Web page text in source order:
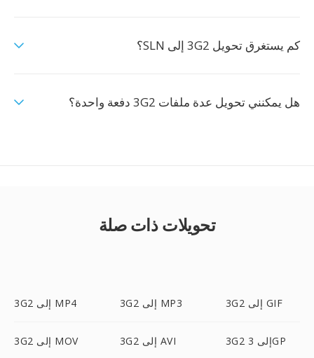
كم يستغرق تحويل 3G2 إلى SLN؟
هل يمكنني تحويل عدة ملفات 3G2 دفعة واحدة؟
تحويلات ذات صلة
3G2 إلى MP4 3G2 إلى MP3 3G2 إلى GIF
3G2 إلى MOV 3G2 إلى AVI 3G2 إلى 3GP